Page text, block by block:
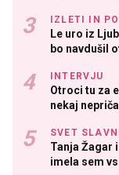
IZLETI IN
Le uro iz
bo navdušil
INTERVJU
Otroci tu za
nekaj
SVET
Tanja Žagar
imela sem